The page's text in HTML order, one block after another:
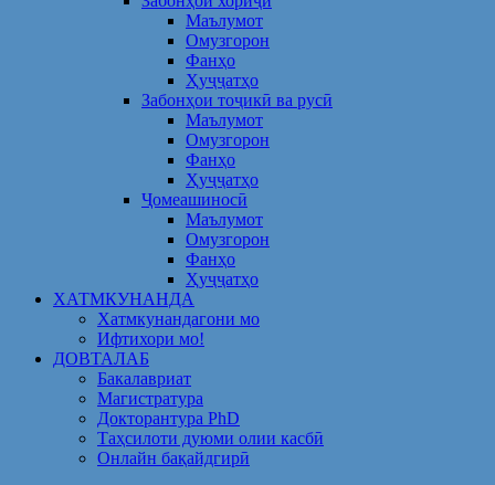
Маълумот
Омузгорон
Фанҳо
Ҳуҷҷатҳо
Забонҳои тоҷикӣ ва русӣ
Маълумот
Омузгорон
Фанҳо
Ҳуҷҷатҳо
Ҷомеашиносӣ
Маълумот
Омузгорон
Фанҳо
Ҳуҷҷатҳо
ХАТМКУНАНДА
Хатмкунандагони мо
Ифтихори мо!
ДОВТАЛАБ
Бакалавриат
Магистратура
Докторантура PhD
Таҳсилоти дуюми олии касбӣ
Онлайн бақайдгирӣ